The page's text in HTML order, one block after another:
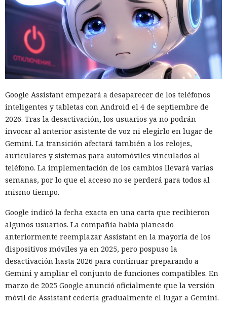
Google Assistant empezará a desaparecer de los teléfonos
inteligentes y tabletas con Android el 4 de septiembre de
2026. Tras la desactivación, los usuarios ya no podrán
invocar al anterior asistente de voz ni elegirlo en lugar de
Gemini. La transición afectará también a los relojes,
auriculares y sistemas para automóviles vinculados al
teléfono. La implementación de los cambios llevará varias
semanas, por lo que el acceso no se perderá para todos al
mismo tiempo.
Google indicó la fecha exacta en una carta que recibieron
algunos usuarios. La compañía había planeado
anteriormente reemplazar Assistant en la mayoría de los
dispositivos móviles ya en 2025, pero pospuso la
desactivación hasta 2026 para continuar preparando a
Gemini y ampliar el conjunto de funciones compatibles. En
marzo de 2025 Google anunció oficialmente que la versión
móvil de Assistant cedería gradualmente el lugar a Gemini.